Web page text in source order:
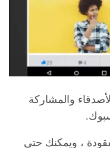
والمشاركة
، ويمكنك حتى